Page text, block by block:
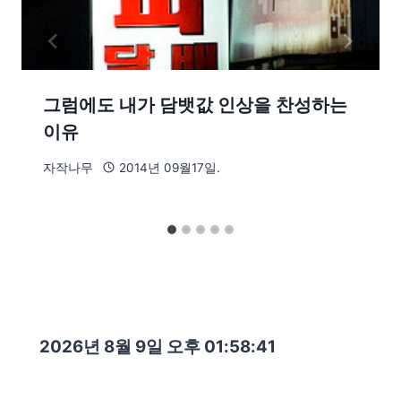
그럼에도 내가 담뱃값 인상을 찬성하는
이유
자작나무 2014년 09월17일.
2026년 8월 9일 오후 01:58:43